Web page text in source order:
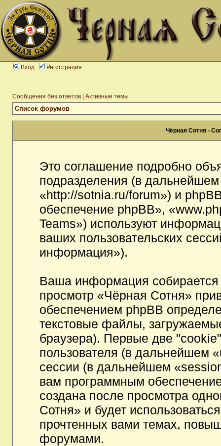
Вход Регистрация
Сообщения без ответов Активные темы
Список форумов
Чёрная Сотня -
Это соглашение подробно
подразделения (в
«http://sotnia.ru/forum») и
обеспечение phpBB»,
Teams») используют
ваших пользовательских
информация»).
Ваша информация
просмотр «Чёрная Сотня»
обеспечением phpBB
текстовые файлы,
браузера). Первые две
пользователя (в дальнейшем
сессии (в дальнейшем
вам программным
создана после просмотра
Сотня» и будет
прочтенных вами темах,
форумами.